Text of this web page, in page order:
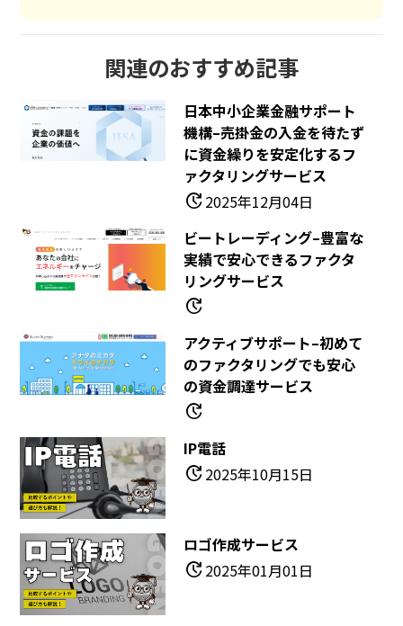
関連のおすすめ記事
日本中小企業金融サポート
機構–売掛金の入金を待たず
に資金繰りを安定化するフ
ァクタリングサービス
update2025年12月04日
ビートレーディング–豊富な
実績で安心できるファクタ
リングサービス
update
アクティブサポート–初めて
のファクタリングでも安心
の資金調達サービス
update
IP電話
update2025年10月15日
ロゴ作成サービス
update2025年01月01日